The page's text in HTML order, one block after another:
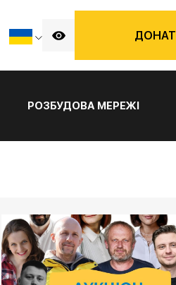
ДОНАТ
РОЗБУДОВА МЕРЕЖІ